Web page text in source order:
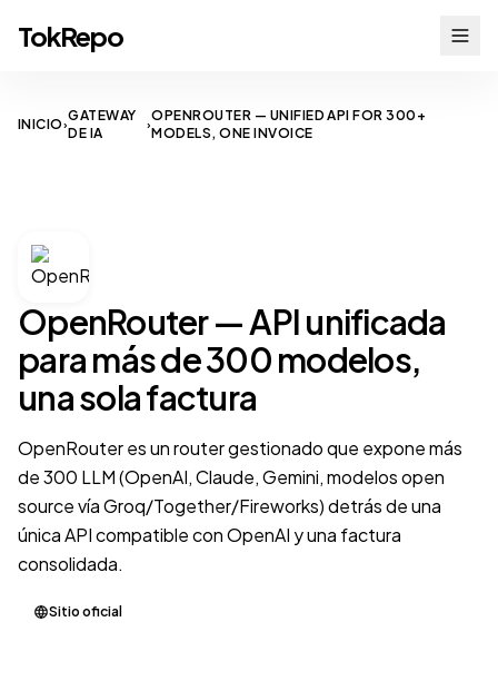
TokRepo
INICIO›
GATEWAY
DE IA
›
OPENROUTER — UNIFIED API FOR 300+
MODELS, ONE INVOICE
OpenRouter — API unificada
para más de 300 modelos,
una sola factura
OpenRouter es un router gestionado que expone más
de 300 LLM (OpenAI, Claude, Gemini, modelos open
source vía Groq/Together/Fireworks) detrás de una
única API compatible con OpenAI y una factura
consolidada.
Sitio oficial